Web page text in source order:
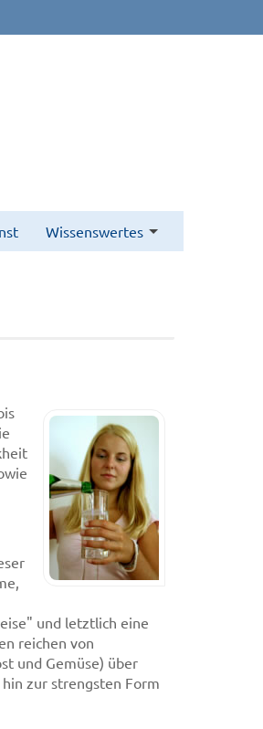
Wissenswertes
und letztlich eine
reichen von
und Gemüse) über
zur strengsten Form